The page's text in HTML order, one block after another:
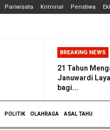
Pariwisata Kriminal Peristiwa
BREAKING NEWS
21 Tahun
Januwardi
bagi...
POLITIK OLAHRAGA ASAL TAHU